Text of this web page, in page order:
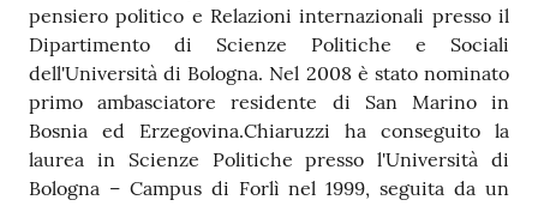
pensiero politico e Relazioni internazionali presso il
Dipartimento di Scienze Politiche e Sociali
dell'Università di Bologna. Nel 2008 è stato nominato
primo ambasciatore residente di San Marino in
Bosnia ed Erzegovina.Chiaruzzi ha conseguito la
laurea in Scienze Politiche presso l'Università di
Bologna – Campus di Forlì nel 1999, seguita da un